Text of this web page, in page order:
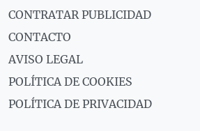
CONTRATAR PUBLICIDAD
CONTACTO
AVISO LEGAL
POLÍTICA DE COOKIES
POLÍTICA DE PRIVACIDAD